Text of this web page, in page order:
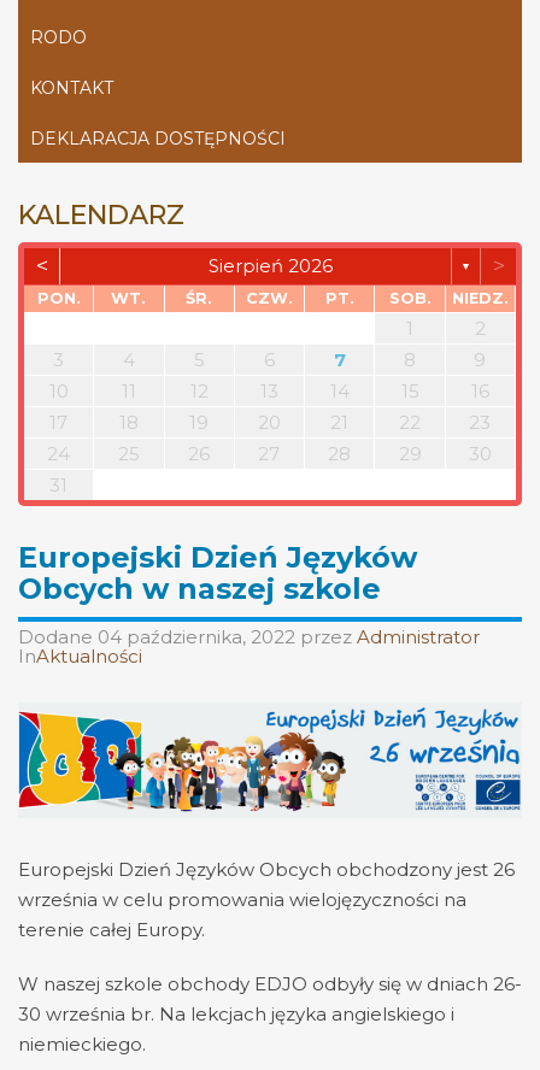
RODO
KONTAKT
DEKLARACJA DOSTĘPNOŚCI
KALENDARZ
< Sierpień 2026 ▼ >
PON. WT. ŚR. CZW. PT. SOB. NIEDZ.
1
2
3
4 5 6 7 8
9
10
11 12 13 14 15
16
17
18 19 20 21 22
23
24
25 26 27 28 29
30
31
Europejski Dzień Języków
Obcych w naszej szkole
Dodane 04 października, 2022 przez Administrator
InAktualności
Europejski Dzień Języków Obcych obchodzony jest 26
września w celu promowania wielojęzyczności na
terenie całej Europy.
W naszej szkole obchody EDJO odbyły się w dniach 26-
30 września br. Na lekcjach języka angielskiego i
niemieckiego.